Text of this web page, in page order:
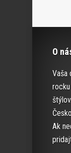
O
Vaša
Ak